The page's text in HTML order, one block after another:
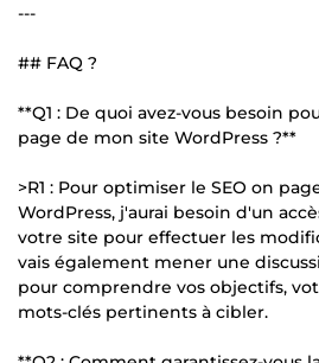
---
## FAQ ?
**Q1 : De quoi avez-vous besoin
page de mon site WordPress ?**
>R1 : Pour optimiser le SEO on
WordPress, j'aurai besoin d'un
votre site pour effectuer les
vais également mener une
pour comprendre vos objectifs,
mots-clés pertinents à cibler.